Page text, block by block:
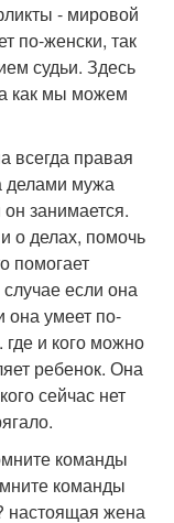
- мировой
по-женски, так
судьи. Здесь
как мы можем
всегда правая
делами мужа
занимается.
о делах, помочь
помогает
если она
она умеет по-
где и кого можно
ребенок. Она
сейчас нет
команды
команды
настоящая жена